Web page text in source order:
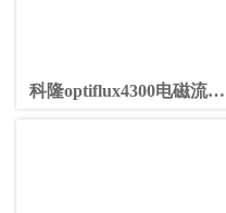
科隆optiflux4300电磁流量